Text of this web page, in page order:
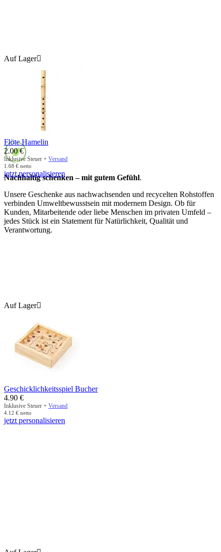
Auf Lager
Nachhaltig schenken – mit gutem Gefühl.
Unsere Geschenke aus nachwachsenden und recycelten Rohstoffen
verbinden Umweltbewusstsein mit modernem Design. Ob für
Kunden, Mitarbeitende oder liebe Menschen im privaten Umfeld –
jedes Stück ist ein Statement für Natürlichkeit, Qualität und
Verantwortung.
Flöte Hamelin
2.00 €
Inklusive Steuer + Versand
1.68 € netto
jetzt personalisieren
Auf Lager
Geschicklichkeitsspiel Bucher
4.90 €
Inklusive Steuer + Versand
4.12 € netto
jetzt personalisieren